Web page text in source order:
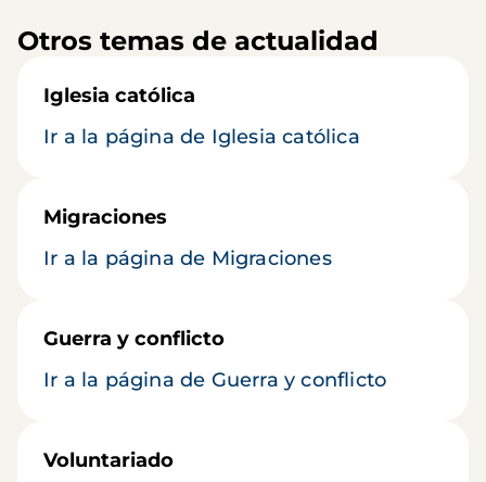
Otros temas de actualidad
Iglesia católica
Ir a la página de Iglesia católica
Migraciones
Ir a la página de Migraciones
Guerra y conflicto
Ir a la página de Guerra y conflicto
Voluntariado